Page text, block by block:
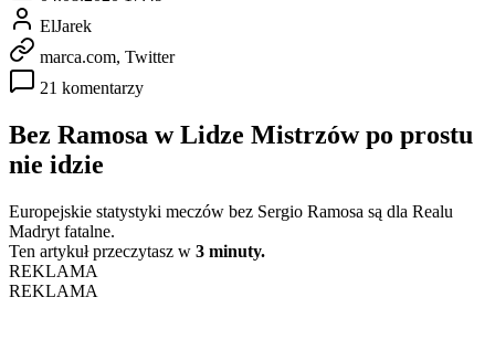
ElJarek
marca.com, Twitter
21 komentarzy
Bez Ramosa w Lidze Mistrzów po prostu
nie idzie
Europejskie statystyki meczów bez Sergio Ramosa są dla Realu
Madryt fatalne.
Ten artykuł przeczytasz w 3 minuty.
REKLAMA
REKLAMA